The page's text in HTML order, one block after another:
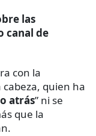
las
canal de
con la
cabeza, quien ha
atrás” ni se
que la